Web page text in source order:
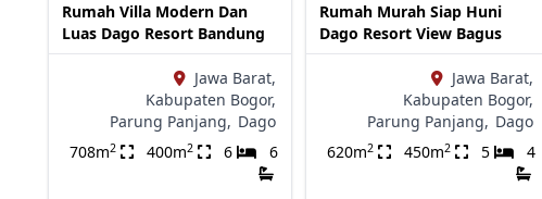
Rumah Villa Modern Dan
Luas Dago Resort Bandung
Jawa Barat,
Kabupaten Bogor,
Parung Panjang, Dago
708m2 400m2 6 6
Rumah Murah Siap Huni
Dago Resort View Bagus
Jawa Barat,
Kabupaten Bogor,
Parung Panjang, Dago
620m2 450m2 5 4